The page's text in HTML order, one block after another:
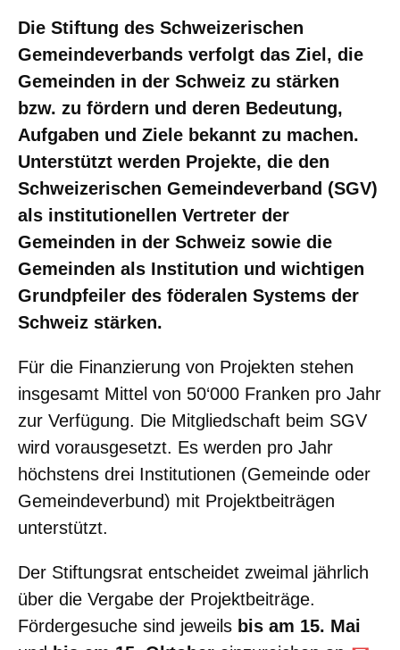
Die Stiftung des Schweizerischen
Gemeindeverbands verfolgt das Ziel, die
Gemeinden in der Schweiz zu stärken
bzw. zu fördern und deren Bedeutung,
Aufgaben und Ziele bekannt zu machen.
Unterstützt werden Projekte, die den
Schweizerischen Gemeindeverband (SGV)
als institutionellen Vertreter der
Gemeinden in der Schweiz sowie die
Gemeinden als Institution und wichtigen
Grundpfeiler des föderalen Systems der
Schweiz stärken.
Für die Finanzierung von Projekten stehen
insgesamt Mittel von 50‘000 Franken pro Jahr
zur Verfügung. Die Mitgliedschaft beim SGV
wird vorausgesetzt. Es werden pro Jahr
höchstens drei Institutionen (Gemeinde oder
Gemeindeverbund) mit Projektbeiträgen
unterstützt.
Der Stiftungsrat entscheidet zweimal jährlich
über die Vergabe der Projektbeiträge.
Fördergesuche sind jeweils bis am 15. Mai